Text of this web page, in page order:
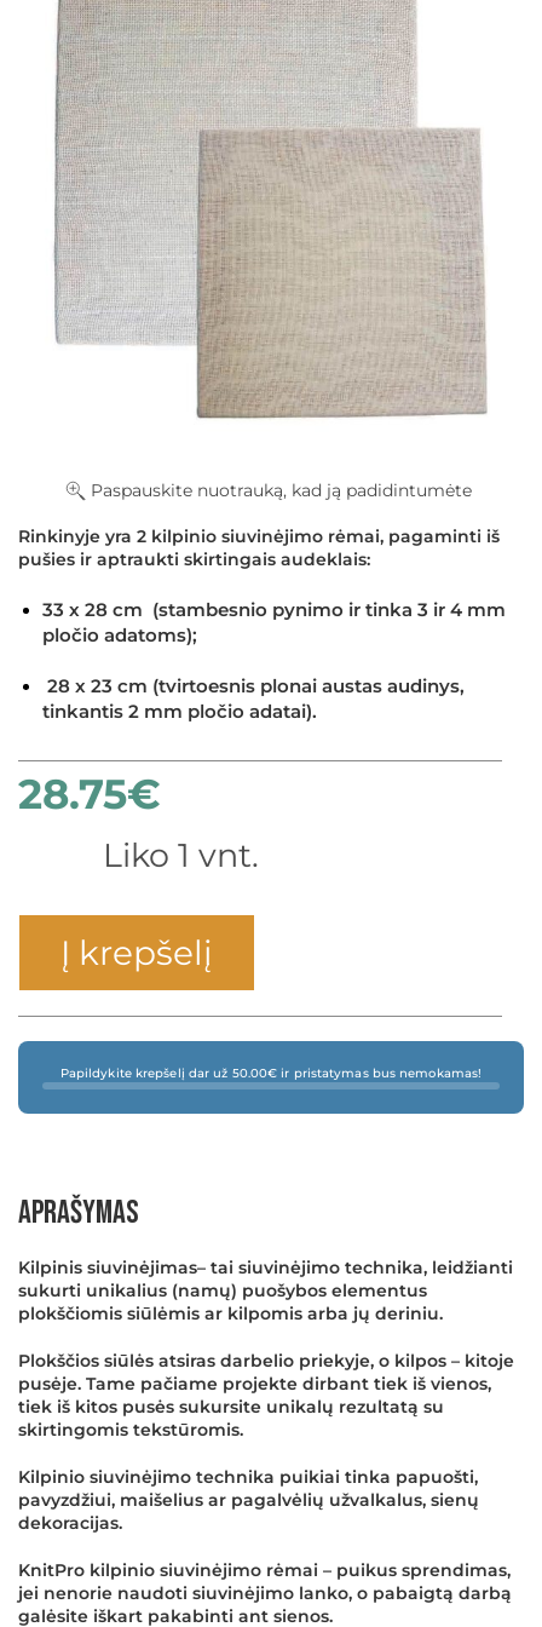
Paspauskite nuotrauką, kad ją padidintumėte
Rinkinyje yra 2 kilpinio siuvinėjimo rėmai, pagaminti iš
pušies ir aptraukti skirtingais audeklais:
33 x 28 cm (stambesnio pynimo ir tinka 3 ir 4 mm
pločio adatoms);
28 x 23 cm (tvirtoesnis plonai austas audinys,
tinkantis 2 mm pločio adatai).
28.75€
Liko 1 vnt.
Į krepšelį
Papildykite krepšelį dar už 50.00€ ir pristatymas bus nemokamas!
Aprašymas
Kilpinis siuvinėjimas– tai siuvinėjimo technika, leidžianti
sukurti unikalius (namų) puošybos elementus
plokščiomis siūlėmis ar kilpomis arba jų deriniu.
Plokščios siūlės atsiras darbelio priekyje, o kilpos – kitoje
pusėje. Tame pačiame projekte dirbant tiek iš vienos,
tiek iš kitos pusės sukursite unikalų rezultatą su
skirtingomis tekstūromis.
Kilpinio siuvinėjimo technika puikiai tinka papuošti,
pavyzdžiui, maišelius ar pagalvėlių užvalkalus, sienų
dekoracijas.
KnitPro kilpinio siuvinėjimo rėmai – puikus sprendimas,
jei nenorie naudoti siuvinėjimo lanko, o pabaigtą darbą
galėsite iškart pakabinti ant sienos.